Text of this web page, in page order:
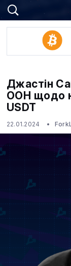
Джастін
ООН щодо
USDT
22.01.2024